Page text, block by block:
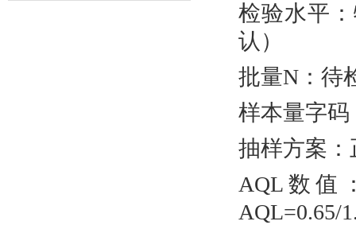
检验水平
认）
批量N：待
样本量字
抽样方案
AQL数值
AQL=0.65/